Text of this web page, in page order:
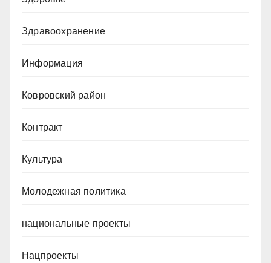
Здравоохранение
Информация
Ковровский район
Контракт
Культура
Молодежная политика
национальные проекты
Нацпроекты